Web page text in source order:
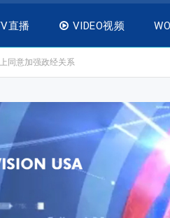
直播 VIDEO视频
同意加强政经关系